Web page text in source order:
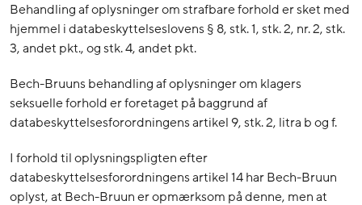
Behandling af oplysninger om strafbare forhold er sket med
hjemmel i databeskyttelseslovens § 8, stk. 1, stk. 2, nr. 2, stk.
3, andet pkt., og stk. 4, andet pkt.
Bech-Bruuns behandling af oplysninger om klagers
seksuelle forhold er foretaget på baggrund af
databeskyttelsesforordningens artikel 9, stk. 2, litra b og f.
I forhold til oplysningspligten efter
databeskyttelsesforordningens artikel 14 har Bech-Bruun
oplyst, at Bech-Bruun er opmærksom på denne, men at